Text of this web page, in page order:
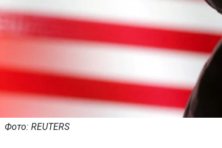
Фото: REUTERS